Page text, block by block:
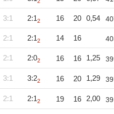
3:1 2:12 16 20 0,54
2:1 2:12 14 16
2:1 2:02 16 16 1,25
3:1 3:22 16 20 1,29
2:1 2:12 19 16 2,00